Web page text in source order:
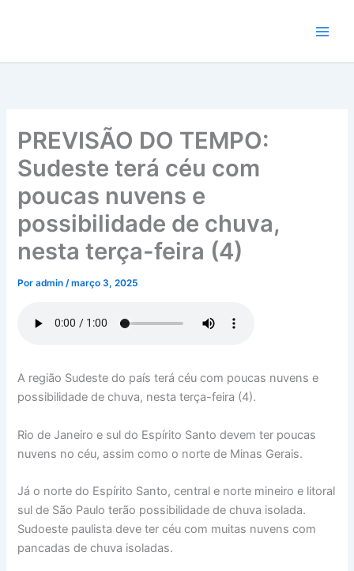
conteúdo
PREVISÃO DO TEMPO:
Sudeste terá céu com
poucas nuvens e
possibilidade de chuva,
nesta terça-feira (4)
Poradmin/março 3, 2025
A região Sudeste do país terá céu com poucas nuvens e
possibilidade de chuva, nesta terça-feira (4).
Rio de Janeiro e sul do Espírito Santo devem ter poucas
nuvens no céu, assim como o norte de Minas Gerais.
Já o norte do Espírito Santo, central e norte mineiro e litoral
sul de São Paulo terão possibilidade de chuva isolada.
Sudoeste paulista deve ter céu com muitas nuvens com
pancadas de chuva isoladas.